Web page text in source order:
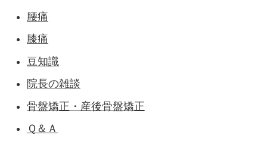
腰痛
膝痛
豆知識
院長の雑談
骨盤矯正・産後骨盤矯正
Ｑ＆Ａ